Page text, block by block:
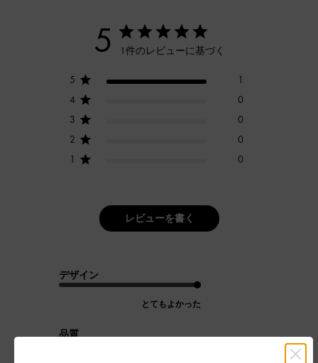
5 1件のレビューに基づく
5
1
4
0
3
0
2
0
1
0
レビューを書く
デザイン
とてもよかった
品質